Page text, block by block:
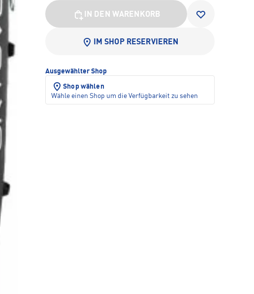
IN DEN WARENKORB
IM SHOP RESERVIEREN
Ausgewählter Shop
Shop wählen
Wähle einen Shop um die Verfügbarkeit zu sehen